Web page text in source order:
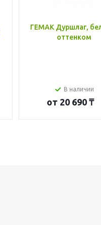
ГЕМАК Дуршлаг,
оттенком
В наличии
от 20 690 ₸